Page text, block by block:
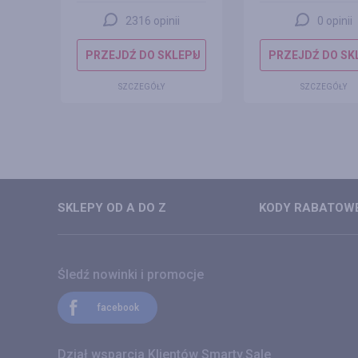
2316 opinii
PRZEJDŹ DO SKLEPU
SZCZEGÓŁY
0 opinii
PRZEJDŹ DO
SZCZEGÓŁY
SKLEPY OD A DO Z KODY
Śledź nowinki i promocje
facebook
Dział wsparcia Klientów Smarty.Sale